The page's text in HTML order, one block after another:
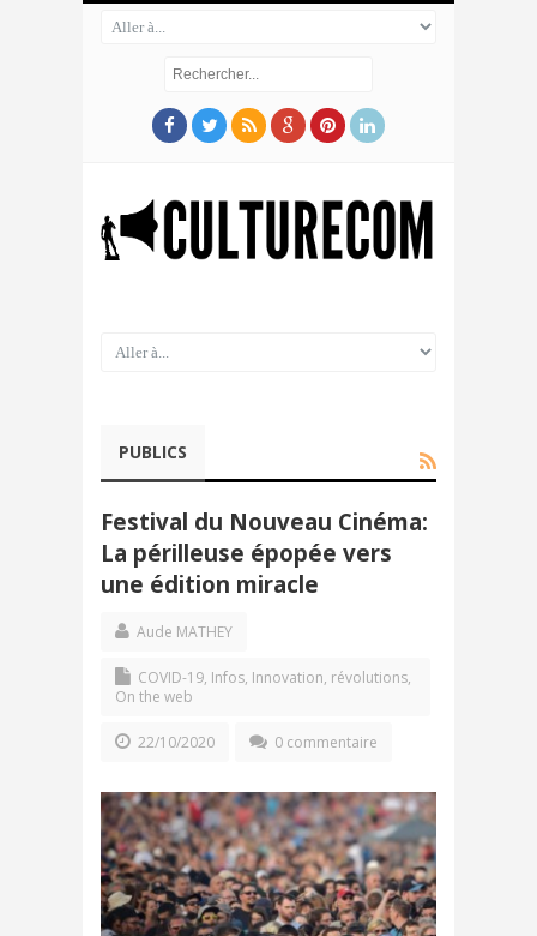
PUBLICS
Festival du Nouveau Cinéma:
La périlleuse épopée vers
une édition miracle
Aude MATHEY
COVID-19, Infos, Innovation, révolutions,
On the web
22/10/2020 0 commentaire